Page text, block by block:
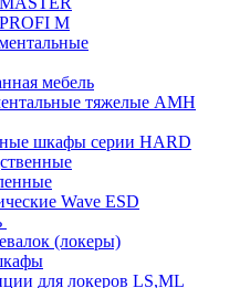
M
мебель
тяжелые AMH
шкафы серии HARD
Wave ESD
(локеры)
для локеров LS,ML